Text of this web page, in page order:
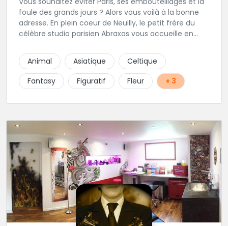
foule des grands jours ? Alors vous voilà à la bonne
adresse. En plein coeur de Neuilly, le petit frère du
célèbre studio parisien Abraxas vous accueille en
triés sur le volet pour vous offrir un large choix de
styles avec une qualité et une créativité
irréprochables.
Animal Asiatique
Celtique
Fantasy
Figuratif Fleur + 3